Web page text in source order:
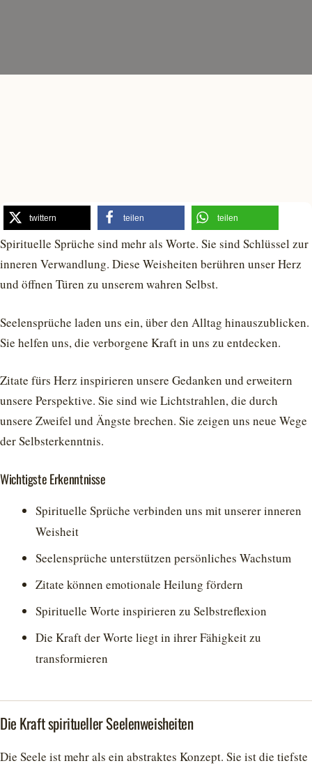
twittern teilen teilen
Spirituelle Sprüche sind mehr als Worte. Sie sind Schlüssel zur
inneren Verwandlung. Diese Weisheiten berühren unser Herz
und öffnen Türen zu unserem wahren Selbst.
Seelensprüche laden uns ein, über den Alltag hinauszublicken.
Sie helfen uns, die verborgene Kraft in uns zu entdecken.
Zitate fürs Herz inspirieren unsere Gedanken und erweitern
unsere Perspektive. Sie sind wie Lichtstrahlen, die durch
unsere Zweifel und Ängste brechen. Sie zeigen uns neue Wege
der Selbsterkenntnis.
Wichtigste Erkenntnisse
Spirituelle Sprüche verbinden uns mit unserer inneren
Weisheit
Seelensprüche unterstützen persönliches Wachstum
Zitate können emotionale Heilung fördern
Spirituelle Worte inspirieren zu Selbstreflexion
Die Kraft der Worte liegt in ihrer Fähigkeit zu
transformieren
Die Kraft spiritueller Seelenweisheiten
Die Seele ist mehr als ein abstraktes Konzept. Sie ist die tiefste